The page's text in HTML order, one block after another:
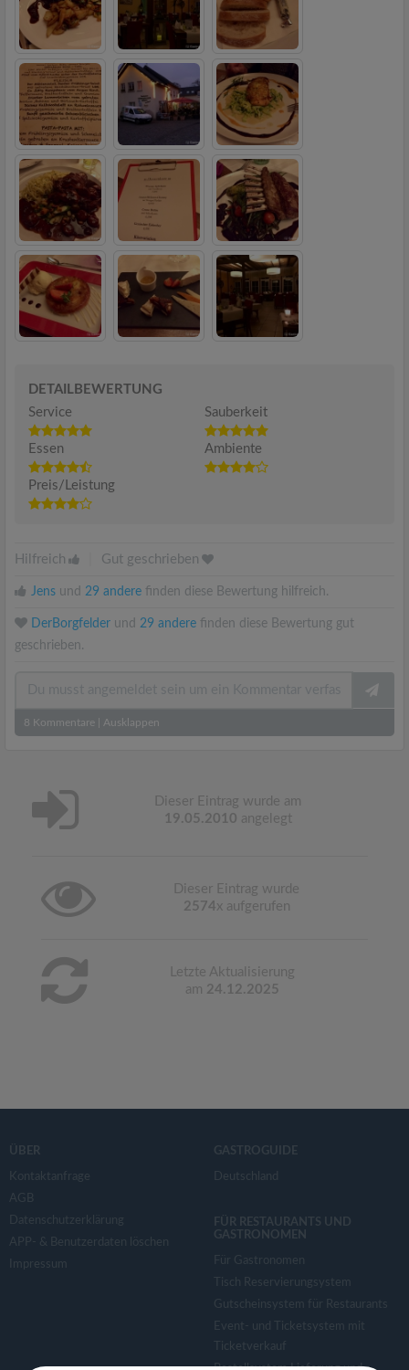
DETAILBEWERTUNG
Service
Sauberkeit
Essen Ambiente
Preis/Leistung
Hilfreich Gut geschrieben
Jens und 29 andere finden diese Bewertung hilfreich.
DerBorgfelder und 29 andere finden diese Bewertung gut
geschrieben.
8 Kommentare Ausklappen
Dieser Eintrag wurde am
19.05.2010 angelegt
Dieser Eintrag wurde
2574x aufgerufen
Letzte Aktualisierung
am 24.12.2025
ÜBER
Kontaktanfrage
AGB
Datenschutzerklärung
APP- & Benutzerdaten löschen
Impressum
GASTROGUIDE
Deutschland
FÜR RESTAURANTS UND
GASTRONOMEN
Für Gastronomen
Tisch Reservierungsystem
Gutscheinsystem für Restaurants
Event- und Ticketsystem mit
Ticketverkauf